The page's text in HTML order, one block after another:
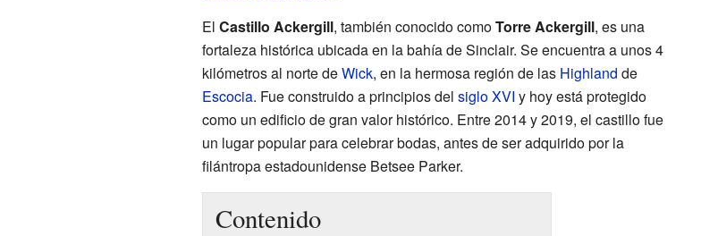
El Castillo Ackergill, también conocido comoTorre Ackergill, es una
fortaleza histórica ubicada en la bahía de Sinclair. Se encuentra a unos 4
kilómetros al norte deWick, en la hermosa región de las Highland de
Escocia. Fue construido a principios del siglo XVI y hoy está protegido
como un edificio de gran valor histórico. Entre 2014 y 2019, el castillo fue
un lugar popular para celebrar bodas, antes de ser adquirido por la
filántropa estadounidense Betsee Parker.
Contenido